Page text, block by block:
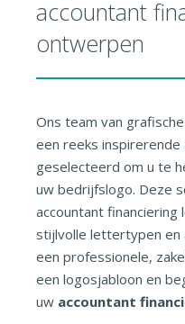
accountant
ontwerpen
Ons team van
een reeks inspirerende
geselecteerd om u te
uw bedrijfslogo. Deze
accountant
stijlvolle lettertypen en
een professionele,
een logosjabloon en
uw accountant